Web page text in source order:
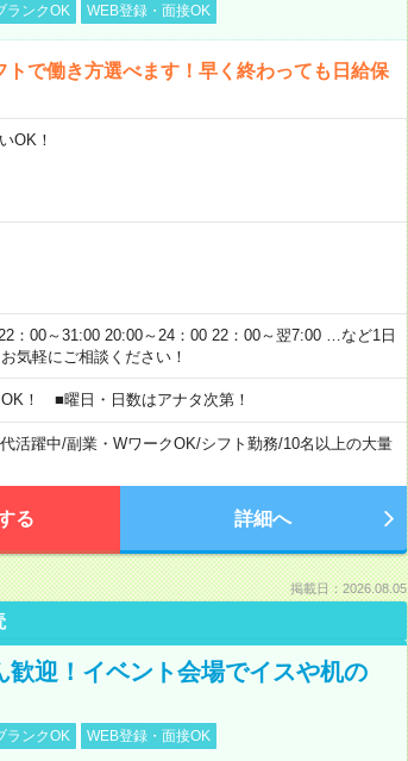
ランクOK WEB登録・面接OK
で働き方選べます！早く終わっても日給保
OK！
：00～31:00 20:00～24：00 22：00～翌7:00 …など1日
気軽にご相談ください！
！ ■曜日・日数はアナタ次第！
活躍中/副業・WワークOK/シフト勤務/10名以上の大量
る 詳細へ
掲載日：2026.08.05
歓迎！イベント会場でイスや机の
ランクOK WEB登録・面接OK